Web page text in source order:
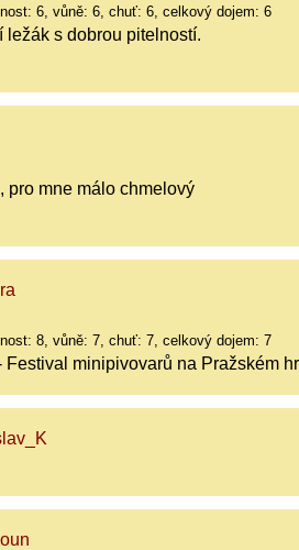
6, vůně: 6, chuť: 6, celkový dojem: 6
ležák s dobrou pitelností.
pro mne málo chmelový
8, vůně: 7, chuť: 7, celkový dojem: 7
Festival minipivovarů na Pražském